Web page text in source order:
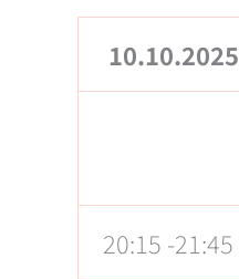
10.10.2025
20:15 -21:45